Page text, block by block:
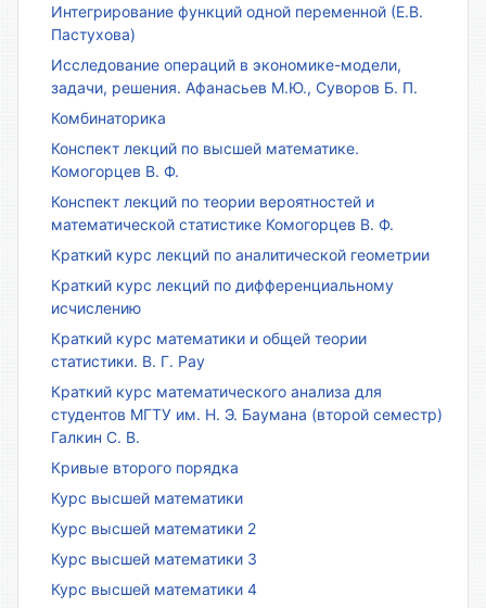
Интегрирование функций одной переменной (Е.В.
Пастухова)
Исследование операций в экономике-модели,
задачи, решения. Афанасьев М.Ю., Суворов Б. П.
Комбинаторика
Конспект лекций по высшей математике.
Комогорцев В. Ф.
Конспект лекций по теории вероятностей и
математической статистике Комогорцев В. Ф.
Краткий курс лекций по аналитической геометрии
Краткий курс лекций по дифференциальному
исчислению
Краткий курс математики и общей теории
статистики. В. Г. Рау
Краткий курс математического анализа для
студентов МГТУ им. Н. Э. Баумана (второй семестр)
Галкин С. В.
Кривые второго порядка
Курс высшей математики
Курс высшей математики 2
Курс высшей математики 3
Курс высшей математики 4